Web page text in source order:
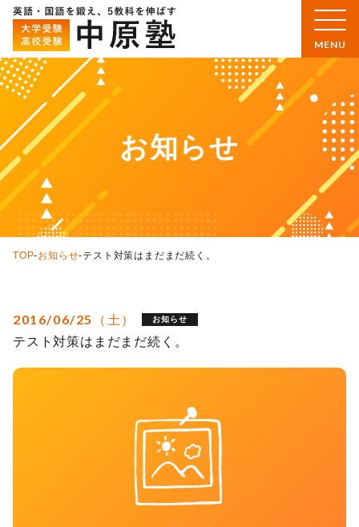
お知らせ
TOP-お知らせ-テスト対策はまだまだ続く。
2016/06/25（土） お知らせ
テスト対策はまだまだ続く。